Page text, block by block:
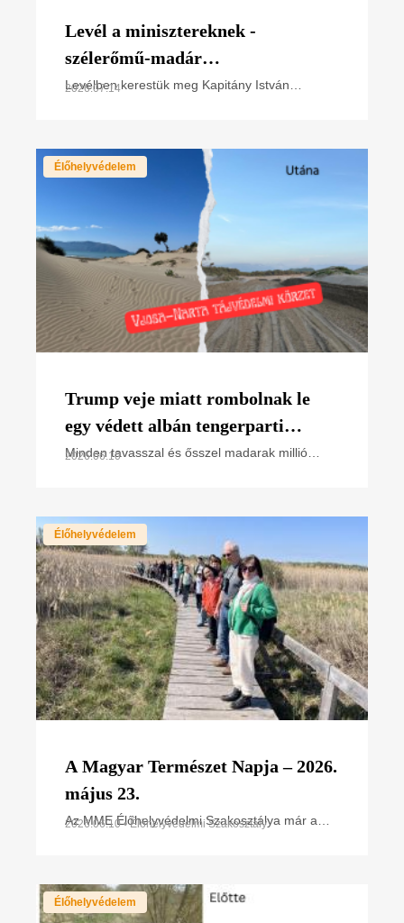
Levél a minisztereknek -
szélerőmű-madár
konfliktustérképet készített az
Levélben kerestük meg Kapitány István
2026.07.14
Élőhelyvédelem
Trump veje miatt rombolnak le
egy védett albán tengerparti
élőhelyet – a magyar madarak
Minden tavasszal és ősszel madarak millió
2026.06.10
Élőhelyvédelem
A Magyar Természet Napja – 2026.
május 23.
Az MME Élőhelyvédelmi Szakosztálya már a
2026.06.10 • Élőhelyvédelmi Szakosztály
Élőhelyvédelem